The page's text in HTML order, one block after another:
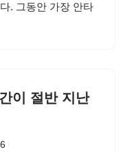
. 그동안 가장 안타
이 절반 지난